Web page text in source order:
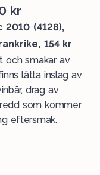
kr
(4128),
154 kr
och smakar av
lätta inslag av
drag av
som kommer
eftersmak.